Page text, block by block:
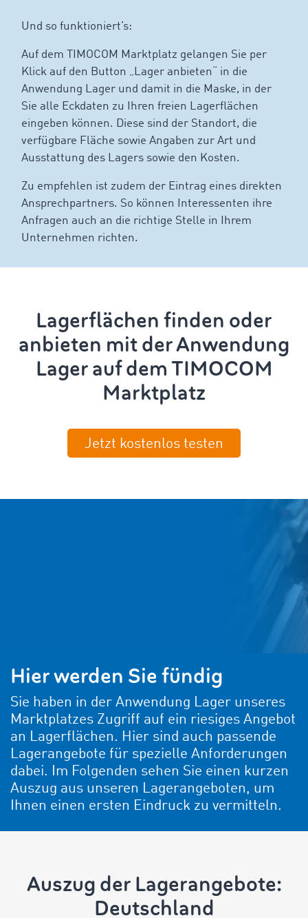
Und so funktioniert’s:
Auf dem TIMOCOM Marktplatz gelangen Sie per
Klick auf den Button „Lager anbieten“ in die
Anwendung Lager und damit in die Maske, in der
Sie alle Eckdaten zu Ihren freien Lagerflächen
eingeben können. Diese sind der Standort, die
verfügbare Fläche sowie Angaben zur Art und
Ausstattung des Lagers sowie den Kosten.
Zu empfehlen ist zudem der Eintrag eines direkten
Ansprechpartners. So können Interessenten ihre
Anfragen auch an die richtige Stelle in Ihrem
Unternehmen richten.
Lagerflächen finden oder
anbieten mit der Anwendung
Lager auf dem TIMOCOM
Marktplatz
Jetzt kostenlos testen
Hier werden Sie fündig
Sie haben in der Anwendung Lager unseres
Marktplatzes Zugriff auf ein riesiges Angebot
an Lagerflächen. Hier sind auch passende
Lagerangebote für spezielle Anforderungen
dabei. Im Folgenden sehen Sie einen kurzen
Auszug aus unseren Lagerangeboten, um
Ihnen einen ersten Eindruck zu vermitteln.
Auszug der Lagerangebote:
Deutschland